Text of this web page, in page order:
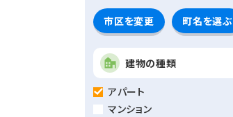
市区を変更 町名を選ぶ
建物の種類
アパート
マンション